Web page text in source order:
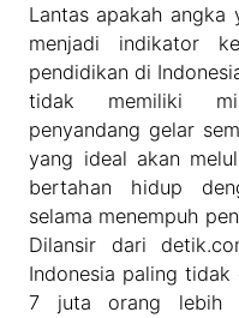
Lantas apakah angka
menjadi indikator
pendidikan di
tidak memiliki
penyandang gelar
yang ideal akan
bertahan hidup
selama menempuh
Dilansir dari
Indonesia paling
7 juta orang lebih